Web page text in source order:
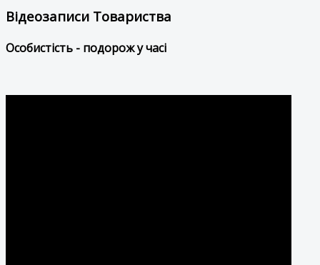
Відеозаписи Товариства
Особистість - подорож у часі